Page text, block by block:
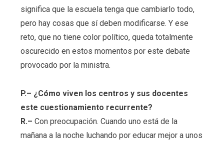
significa que la escuela tenga que cambiarlo todo,
pero hay cosas que sí deben modificarse. Y ese
reto, que no tiene color político, queda totalmente
oscurecido en estos momentos por este debate
provocado por la ministra.
P.– ¿Cómo viven los centros y sus docentes
este cuestionamiento recurrente?
R.– Con preocupación. Cuando uno está de la
mañana a la noche luchando por educar mejor a unos